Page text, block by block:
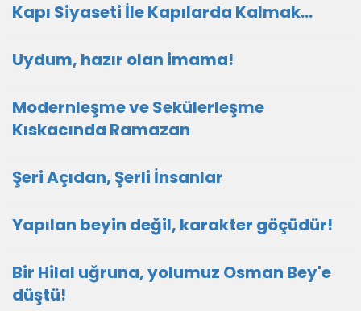
Kapı Siyaseti İle Kapılarda Kalmak…
Uydum, hazır olan imama!
Modernleşme ve Sekülerleşme
Kıskacında Ramazan
Şeri Açıdan, Şerli İnsanlar
Yapılan beyin değil, karakter göçüdür!
Bir Hilal uğruna, yolumuz Osman Bey'e
düştü!